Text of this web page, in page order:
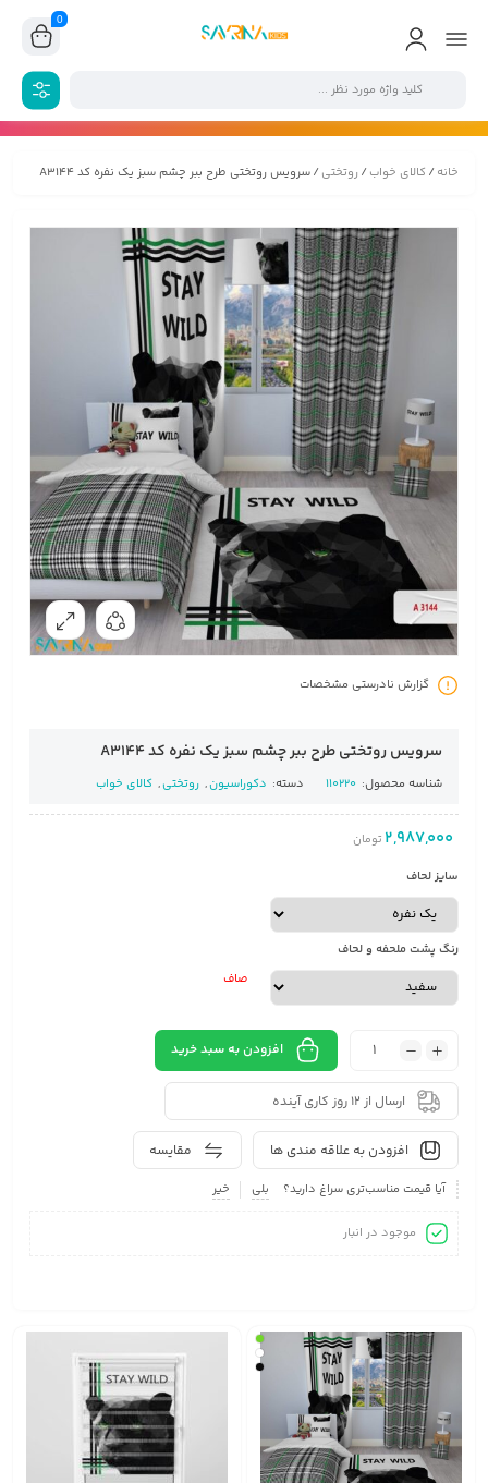
0
خانه/ کالای خواب/ روتختی/ سرویس روتختی طرح ببر چشم سبز یک نفره کد A3144
گزارش نادرستی مشخصات
سرویس روتختی طرح ببر چشم سبز یک نفره کد A3144
شناسه محصول: 110220 دسته: دکوراسیون, روتختی, کالای خواب
2,987,000 تومان
سایز لحاف
رنگ پشت ملحفه و لحاف
صاف
افزودن به سبد خرید
ارسال از 12 روز کاری آینده
مقایسه افزودن به علاقه مندی ها
آیا قیمت مناسب‌تری سراغ دارید؟ بلی خیر
موجود در انبار